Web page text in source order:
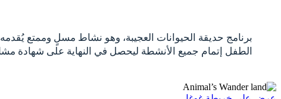
برنامج حديقة الحيوانات العجيبة، وهو نشاط مسلٍ وممتع
الطفل إتمام جميع الأنشطة ليحصل في النهاية على شهادة